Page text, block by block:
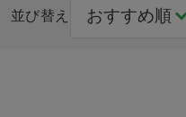
並び替え